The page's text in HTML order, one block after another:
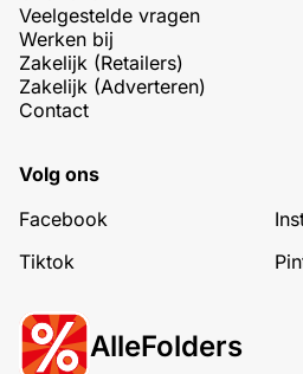
Veelgestelde vragen
Werken bij
Zakelijk (Retailers)
Zakelijk (Adverteren)
Contact
Volg ons
Facebook
Tiktok
AlleFolders